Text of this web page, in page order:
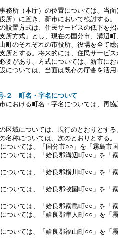
務所（本庁）の位置については、当
所）に置き、新市において検討する。
設置方式は、住民サービスの低下を
所方式」とし、現在の国分市、溝辺
町のそれぞれの市役所、役場を全て
所とする。将来的には、住民サービ
要があり、方式については、新市にお
については、当面は既存の庁舎を活
-２ 町名・字名について
における町名・字名については、再
区域については、現行のとおりとする
名称については、次のとおりとする。
ついては、「国分市○○」を「霧島市
ついては、「姶良郡溝辺町○○」を「
ついては、「姶良郡横川町○○」を「
ついては、「姶良郡牧園町○○」を「
ついては、「姶良郡霧島町○○」を「
ついては、「姶良郡隼人町○○」を「
ついては、「姶良郡福山町○○」を「